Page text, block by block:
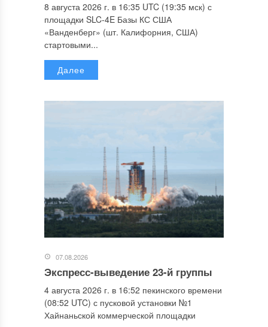
8 августа 2026 г. в 16:35 UTC (19:35 мск) с
площадки SLC-4E Базы КС США
«Ванденберг» (шт. Калифорния, США)
стартовыми...
Далее
07.08.2026
Экспресс-выведение 23-й группы
4 августа 2026 г. в 16:52 пекинского времени
(08:52 UTC) с пусковой установки №1
Хайнаньской коммерческой площадки